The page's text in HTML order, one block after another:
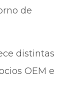
de
distintas
OEM e